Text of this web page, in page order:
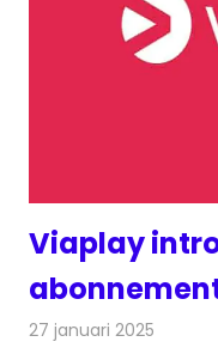
Viaplay
27 januari 2025